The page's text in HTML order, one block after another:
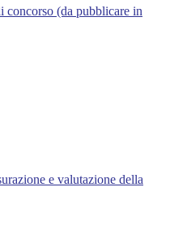
concorso (da pubblicare in
e valutazione della